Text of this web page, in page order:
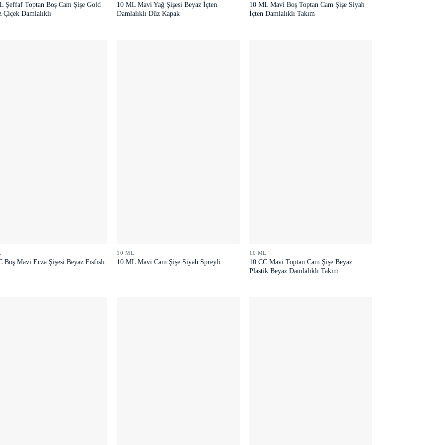
Şeffaf Toptan Boş Cam Şişe Gold
Çiçek Damlalıklı
10 ML Mavi Yağ Şişesi Beyaz İçten
Damlalıklı Düz Kapak
10 ML Mavi Boş Toptan Cam Şişe Siyah
İçten Damlalıklı Takım
Boş Mavi Ecza Şişesi Beyaz Fısfıslı
10 ML
10 ML Mavi Cam Şişe Siyah Spreyli
10 ML
10 CC Mavi Toptan Cam Şişe Beyaz
Plastik Beyaz Damlalıklı Takım